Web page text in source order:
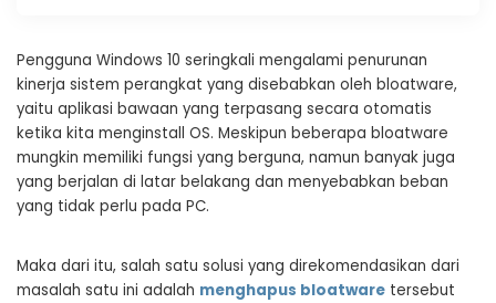
Pengguna Windows 10 seringkali mengalami penurunan
kinerja sistem perangkat yang disebabkan oleh bloatware,
yaitu aplikasi bawaan yang terpasang secara otomatis
ketika kita menginstall OS. Meskipun beberapa bloatware
mungkin memiliki fungsi yang berguna, namun banyak juga
yang berjalan di latar belakang dan menyebabkan beban
yang tidak perlu pada PC.
Maka dari itu, salah satu solusi yang direkomendasikan dari
masalah satu ini adalah menghapus bloatware tersebut